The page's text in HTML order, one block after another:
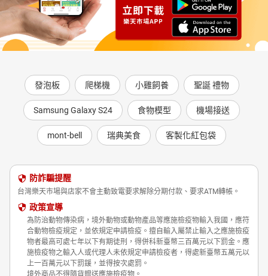
發泡板 爬梯機 小雞飼養 聖誕 禮物
Samsung Galaxy S24 食物模型 機場接送
mont-bell 瑞典美食 客製化紅包袋
防詐騙提醒
台灣樂天市場與店家不會主動致電要求解除分期付款、要求ATM轉帳。
政策宣導
為防治動物傳染病，境外動物或動物產品等應施檢疫物輸入我國，應符
合動物檢疫規定，並依規定申請檢疫。擅自輸入屬禁止輸入之應施檢疫
物者最高可處七年以下有期徒刑，得併科新臺幣三百萬元以下罰金。應
施檢疫物之輸入人或代理人未依規定申請檢疫者，得處新臺幣五萬元以
上一百萬元以下罰鍰，並得按次處罰。
境外商品不得隨貨贈送應施檢疫物。